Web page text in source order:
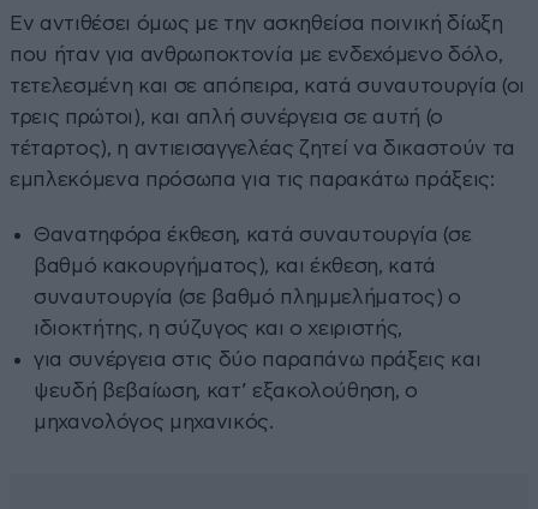
Εν αντιθέσει όμως με την ασκηθείσα ποινική δίωξη
που ήταν για ανθρωποκτονία με ενδεχόμενο δόλο,
τετελεσμένη και σε απόπειρα, κατά συναυτουργία (οι
τρεις πρώτοι), και απλή συνέργεια σε αυτή (ο
τέταρτος), η αντιεισαγγελέας ζητεί να δικαστούν τα
εμπλεκόμενα πρόσωπα για τις παρακάτω πράξεις:
Θανατηφόρα έκθεση, κατά συναυτουργία (σε
βαθμό κακουργήματος), και έκθεση, κατά
συναυτουργία (σε βαθμό πλημμελήματος) ο
ιδιοκτήτης, η σύζυγος και ο χειριστής,
για συνέργεια στις δύο παραπάνω πράξεις και
ψευδή βεβαίωση, κατ’ εξακολούθηση, ο
μηχανολόγος μηχανικός.